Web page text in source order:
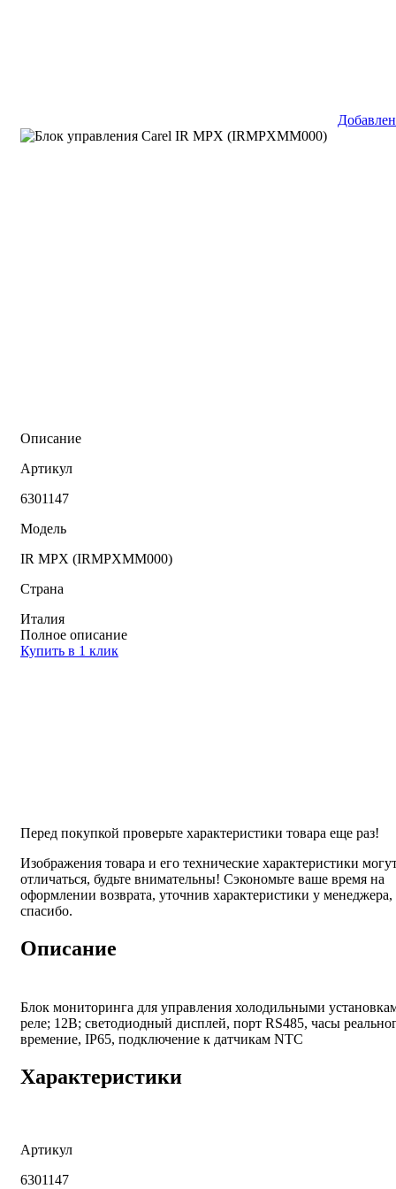
Описание
Артикул
6301147
Модель
IR MPX (IRMPXMM000)
Страна
Италия
Полное описание
Купить в 1 клик
Перед покупкой проверьте характеристики товара еще раз!
Изображения товара и его технические характеристики
отличаться, будьте внимательны! Сэкономьте ваше время на
оформлении возврата, уточнив характеристики у менеджера,
спасибо.
Описание
Блок мониторинга для управления холодильными
реле; 12В; светодиодный дисплей, порт RS485, часы
времение, IP65, подключение к датчикам NTC
Характеристики
Артикул
6301147